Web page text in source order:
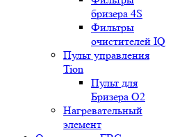
бризера 4S
Фильтры
очистителей IQ
Пульт управления
Tion
Пульт для
Бризера O2
Нагревательный
элемент